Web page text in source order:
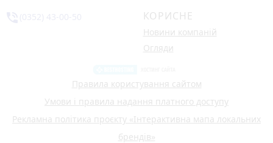
КОРИСНЕ
Новини компаній
Огляди
Правила користування сайтом
Умови і правила надання платного доступу
Рекламна політика проєкту «Інтерактивна мапа локальних
брендів»